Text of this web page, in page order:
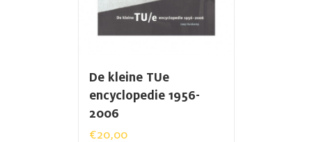
De kleine TUe
encyclopedie 1956-
2006
€20,00